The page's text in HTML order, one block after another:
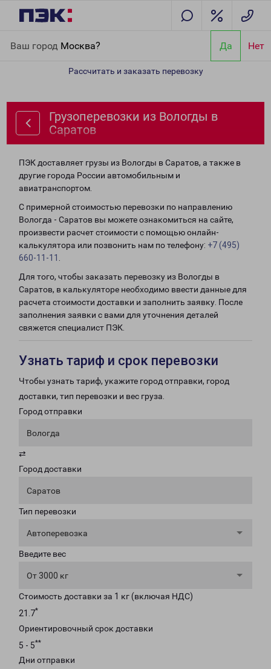
Ваш город Москва? Да Нет
Рассчитать и заказать перевозку
Грузоперевозки из Вологды в
Саратов
ПЭК доставляет грузы из Вологды в Саратов, а также в
другие города России автомобильным и
авиатранспортом.
С примерной стоимостью перевозки по направлению
Вологда - Саратов вы можете ознакомиться на сайте,
произвести расчет стоимости с помощью онлайн-
калькулятора или позвонить нам по телефону: +7 (495)
660-11-11
Для того, чтобы заказать перевозку из Вологды в
Саратов, в калькуляторе необходимо ввести данные для
расчета стоимости доставки и заполнить заявку. После
заполнения заявки с вами для уточнения деталей
свяжется специалист ПЭК.
Узнать тариф и срок перевозки
Чтобы узнать тариф, укажите город отправки, город
доставки, тип перевозки и вес груза.
Город отправки
Вологда
⇄
Город доставки
Саратов
Тип перевозки
Автоперевозка
Введите вес
От 3000 кг
Стоимость доставки за 1 кг (включая НДС)
21.7*
Ориентировочный срок доставки
5 - 5**
Дни отправки